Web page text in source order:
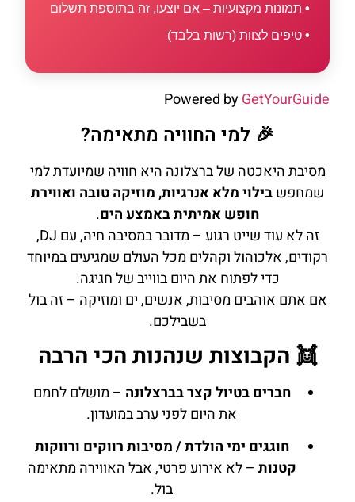
תמונות מקצועיות – אם יוצעו, זה בתוספת תשלום
טיפים לצוות (רשות בלבד)
Powered byGetYourGuide
🎉 למי החוויה מתאימה?
מסיבת היאכטה של ברצלונה היא חוויה שמיועדת למי
שמחפשבילוי מלא אנרגיות, מוזיקה טובה ואווירת
חופש אמיתית באמצע הים.
זה לא עוד שייט רגוע – מדובר במסיבה חיה, עם DJ,
רקודים, אלכוהול וקהלים מכל העולם שמגיעים במיוחד
כדי לפתוח את היום בווייב של חגיגה.
אם אתם אוהבים מסיבות, אנשים, ים ומוזיקה – זה בול
בשבילכם.
👯 הקבוצות שנהנות הכי הרבה
חברים בטיול קצר בברצלונה – מושלם לחמם
את היום לפני ערב במועדון.
חוגגים ימי הולדת / מסיבות רווקים ורווקות
קטנות – לא אירוע פרטי, אבל האווירה מתאימה
בול.